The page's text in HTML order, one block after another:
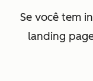
Se você tem
landing